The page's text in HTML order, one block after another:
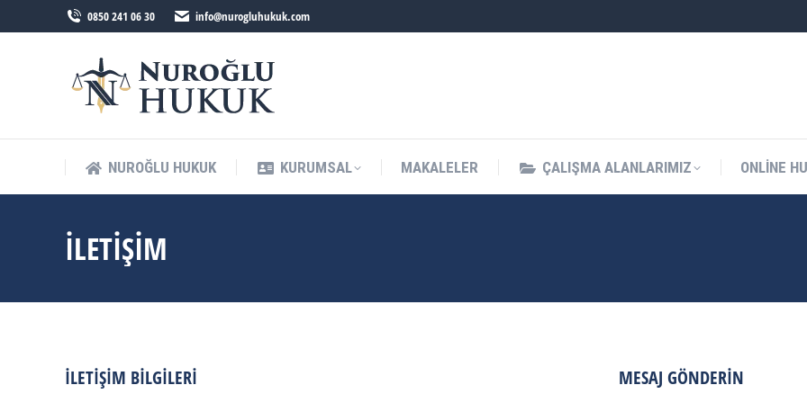
0850 241 06 30 info@nurogluhukuk.com
NUROĞLU HUKUK KURUMSAL MAKALELER ÇALIŞMA ALANLARIMIZ ONLINE
İLETIŞIM
İLETIŞIM BILGILERI MESAJ GÖNDERIN